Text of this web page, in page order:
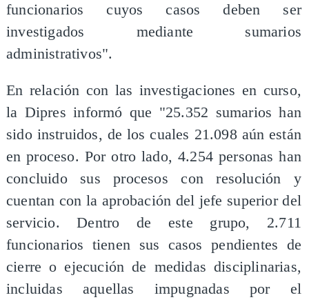
funcionarios cuyos casos deben ser
investigados mediante sumarios
administrativos".
En relación con las investigaciones en curso,
la Dipres informó que "25.352 sumarios han
sido instruidos, de los cuales 21.098 aún están
en proceso. Por otro lado, 4.254 personas han
concluido sus procesos con resolución y
cuentan con la aprobación del jefe superior del
servicio. Dentro de este grupo, 2.711
funcionarios tienen sus casos pendientes de
cierre o ejecución de medidas disciplinarias,
incluidas aquellas impugnadas por el